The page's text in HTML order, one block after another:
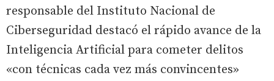
responsable del Instituto Nacional de
Ciberseguridad destacó el rápido avance de la
Inteligencia Artificial para cometer delitos
«con técnicas cada vez más convincentes»